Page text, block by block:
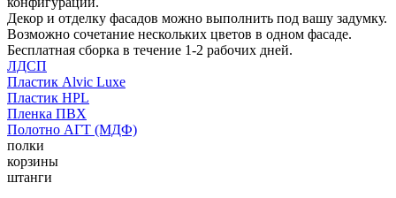
Декор и отделку фасадов можно выполнить под вашу задумку.
Возможно сочетание нескольких цветов в одном фасаде.
Бесплатная сборка в течение 1-2 рабочих дней.
ЛДСП
Пластик Alvic Luxe
Пластик HPL
Пленка ПВХ
Полотно АГТ (МДФ)
полки
корзины
штанги